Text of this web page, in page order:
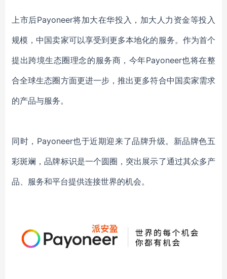
上市后Payoneer将加大在华投入，加大人力资金等投入
规模，中国卖家可以享受到更多本地化的服务。作为首个
提出跨境生态圈理念的服务商，今年Payoneer也将在整
合全球生态圈方面更进一步，推出更多符合中国卖家需求
的产品与服务。
同时， Payoneer也于近期迎来了品牌升级。新品牌色五
彩斑斓，品牌标识是一个圆圈，突出展示了通过其众多产
品、服务和平台提供连接世界的机会。